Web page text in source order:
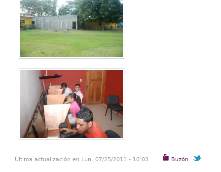
Buzón
Última actualización en Lun, 07/25/2011 - 10:03